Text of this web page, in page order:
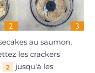
au saumon,
les crackers
2
jusqu'à les